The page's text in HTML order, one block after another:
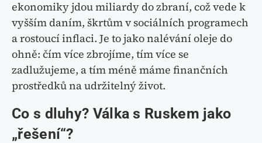
ekonomiky jdou miliardy do zbraní, což vede k
vyšším daním, škrtům v sociálních programech
a rostoucí inflaci. Je to jako nalévání oleje do
ohně: čím více zbrojíme, tím více se
zadlužujeme, a tím méně máme finančních
prostředků na udržitelný život.
Co s dluhy? Válka s Ruskem jako
„řešení“?